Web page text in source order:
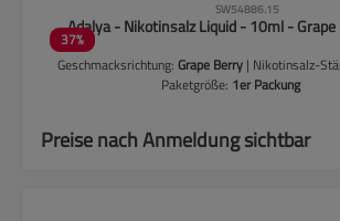
37%
SW54886.15
Adalya - Nikotinsalz Liquid - 10ml -
Geschmacksrichtung:Grape Berry | Nikotinsalz-
Paketgröße: 1er Packung
Preise nach Anmeldung sichtbar